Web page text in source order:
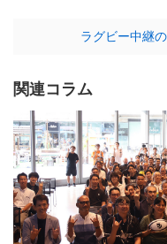
ラグビー中継
関連コラム